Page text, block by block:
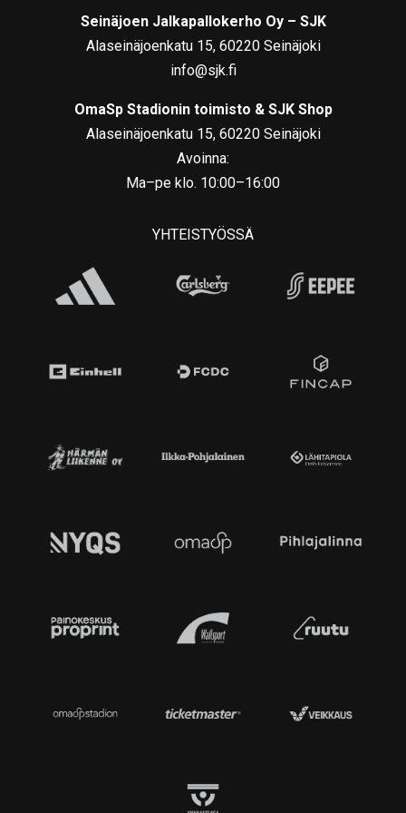
Seinäjoen Jalkapallokerho Oy – SJK
Alaseinäjoenkatu 15, 60220 Seinäjoki
info@sjk.fi
OmaSp Stadionin toimisto & SJK Shop
Alaseinäjoenkatu 15, 60220 Seinäjoki
Avoinna:
Ma–pe klo. 10:00–16:00
YHTEISTYÖSSÄ